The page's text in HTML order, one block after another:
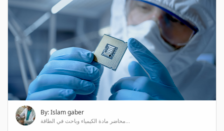
By: Islam gaber
محاضر مادة الكيمياء وباحث في الطاقة...